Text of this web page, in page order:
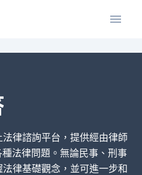
律諮詢平台，提供經由律師
法律問題。無論民事、刑事
律基礎觀念，並可進一步和